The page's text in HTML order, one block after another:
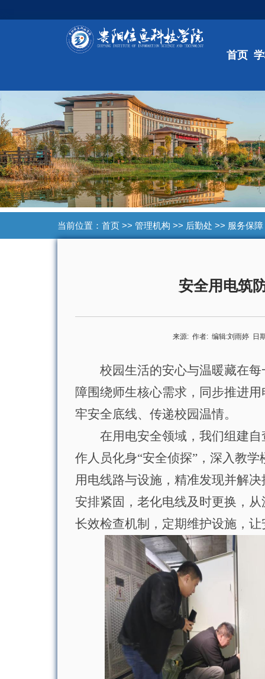
首页
当前位置： 首页>> 管理机构 >> 后勤处 >> 服务保障
安全用电筑
来源: 作者: 编辑:刘雨婷 日
校园生活的安心与温暖藏在
障围绕师生核心需求，同步推进
牢安全底线、传递校园温情。
在用电安全领域，我们组建自
作人员化身“安全侦探”，深入教
用电线路与设施，精准发现并解
安排紧固，老化电线及时更换，
长效检查机制，定期维护设施，